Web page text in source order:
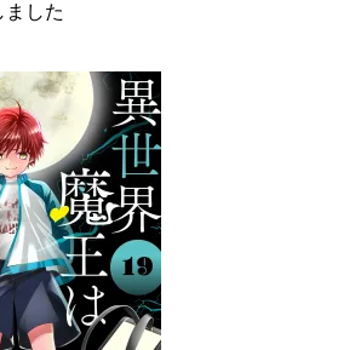
ました